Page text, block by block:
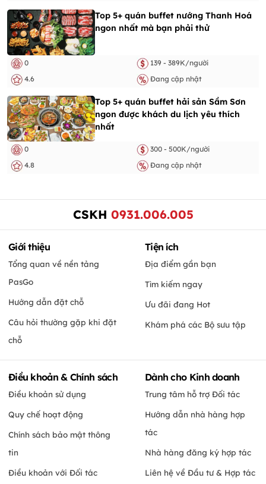
Top 5+ quán buffet nướng Thanh Hoá
ngon nhất mà bạn phải thử
0
139 - 389K/người
4.6
Đang cập nhật
Top 5+ quán buffet hải sản Sầm Sơn
ngon được khách du lịch yêu thích
nhất
0
300 - 500K/người
4.8
Đang cập nhật
CSKH 0931.006.005
Giới thiệu
Tổng quan về nền tảng
PasGo
Hướng dẫn đặt chỗ
Câu hỏi thường gặp khi đặt
chỗ
Tiện ích
Địa điểm gần bạn
Tìm kiếm ngay
Ưu đãi đang Hot
Khám phá các Bộ sưu tập
Điều khoản & Chính sách
Điều khoản sử dụng
Quy chế hoạt động
Chính sách bảo mật thông
tin
Điều khoản với Đối tác
Dành cho Kinh doanh
Trung tâm hỗ trợ Đối tác
Hướng dẫn nhà hàng hợp
tác
Nhà hàng đăng ký hợp tác
Liên hệ về Đầu tư & Hợp tác